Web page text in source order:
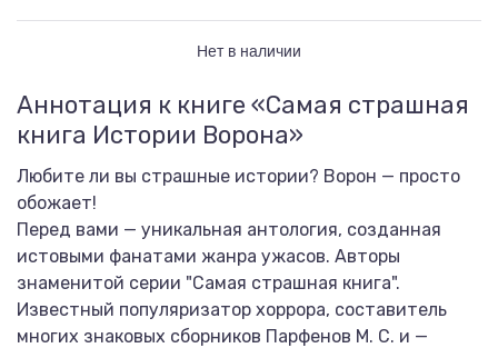
Нет в наличии
Аннотация к книге «Самая страшная
книга Истории Ворона»
Любите ли вы страшные истории? Ворон — просто
обожает!
Перед вами — уникальная антология, созданная
истовыми фанатами жанра ужасов. Авторы
знаменитой серии "Самая страшная книга".
Известный популяризатор хоррора, составитель
многих знаковых сборников Парфенов М. С. и —